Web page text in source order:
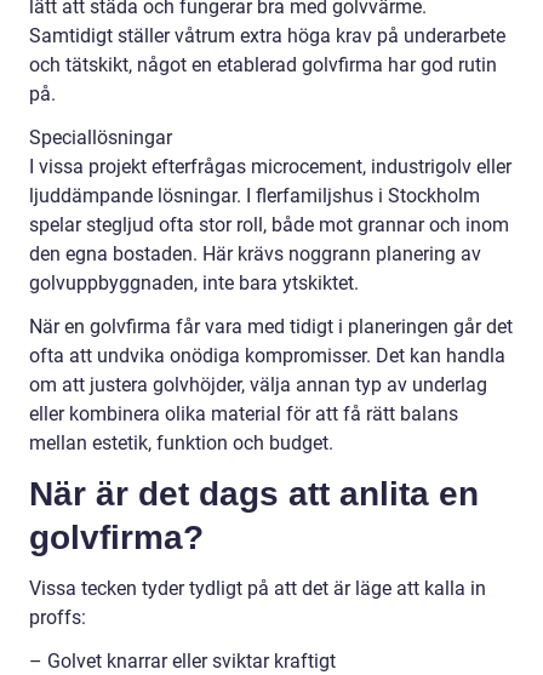
lätt att städa och fungerar bra med golvvärme.
Samtidigt ställer våtrum extra höga krav på underarbete
och tätskikt, något en etablerad golvfirma har god rutin
på.
Speciallösningar
I vissa projekt efterfrågas microcement, industrigolv eller
ljuddämpande lösningar. I flerfamiljshus i Stockholm
spelar stegljud ofta stor roll, både mot grannar och inom
den egna bostaden. Här krävs noggrann planering av
golvuppbyggnaden, inte bara ytskiktet.
När en golvfirma får vara med tidigt i planeringen går det
ofta att undvika onödiga kompromisser. Det kan handla
om att justera golvhöjder, välja annan typ av underlag
eller kombinera olika material för att få rätt balans
mellan estetik, funktion och budget.
När är det dags att anlita en
golvfirma?
Vissa tecken tyder tydligt på att det är läge att kalla in
proffs:
– Golvet knarrar eller sviktar kraftigt